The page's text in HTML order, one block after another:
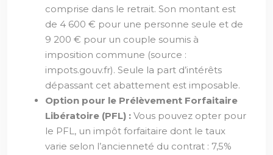
comprise dans le retrait. Son montant est
de 4 600 € pour une personne seule et de
9 200 € pour un couple soumis à
imposition commune (source :
impots.gouv.fr). Seule la part d’intérêts
dépassant cet abattement est imposable.
Option pour le Prélèvement Forfaitaire
Libératoire (PFL) : Vous pouvez opter pour
le PFL, un impôt forfaitaire dont le taux
varie selon l’ancienneté du contrat : 7,5%